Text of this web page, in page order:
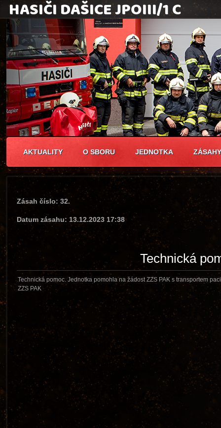
AKTUALITY O SBORU JEDNOTKA ZÁSAHY
Zásah číslo: 32.
Datum zásahu: 13.12.2023 17:38
Technická
Technická pomoc. Jednotka pomohla na žádost ZZS PAK s transportem
ZZS PAK